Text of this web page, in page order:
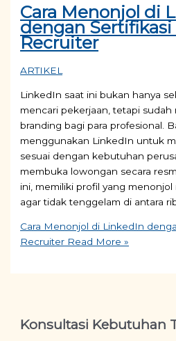
Cara Menonjol di
dengan
Recruiter
ARTIKEL
LinkedIn saat ini bukan hanya
mencari pekerjaan, tetapi
branding bagi para profesional.
menggunakan LinkedIn untuk
sesuai dengan kebutuhan
membuka lowongan secara
ini, memiliki profil yang
agar tidak tenggelam di antara
Cara Menonjol di LinkedIn
Recruiter Read More »
Konsultasi Kebutuhan